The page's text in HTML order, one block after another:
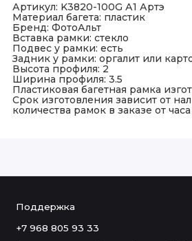
Артикул: K3820-100G А1 Артэ
Материал багета: пластик
Бренд: ФотоАльт
Вставка рамки: стекло
Подвес у рамки: есть
Задник у рамки: оргалит или
Высота профиля: 2
Ширина профиля: 3.5
Пластиковая багетная рамка
Срок изготовления зависит от
количества рамок в заказе от
Поддержка
+7 968 805 93 33